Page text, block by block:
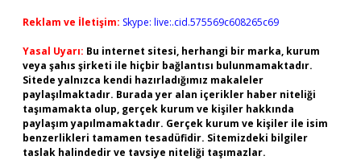
Reklam ve İletişim: Skype: live:.cid.575569c608265c69
Yasal Uyarı: Bu internet sitesi, herhangi bir marka, kurum
veya şahıs şirketi ile hiçbir bağlantısı bulunmamaktadır.
Sitede yalnızca kendi hazırladığımız makaleler
paylaşılmaktadır. Burada yer alan içerikler haber niteliği
taşımamakta olup, gerçek kurum ve kişiler hakkında
paylaşım yapılmamaktadır. Gerçek kurum ve kişiler ile isim
benzerlikleri tamamen tesadüfidir. Sitemizdeki bilgiler
taslak halindedir ve tavsiye niteliği taşımazlar.